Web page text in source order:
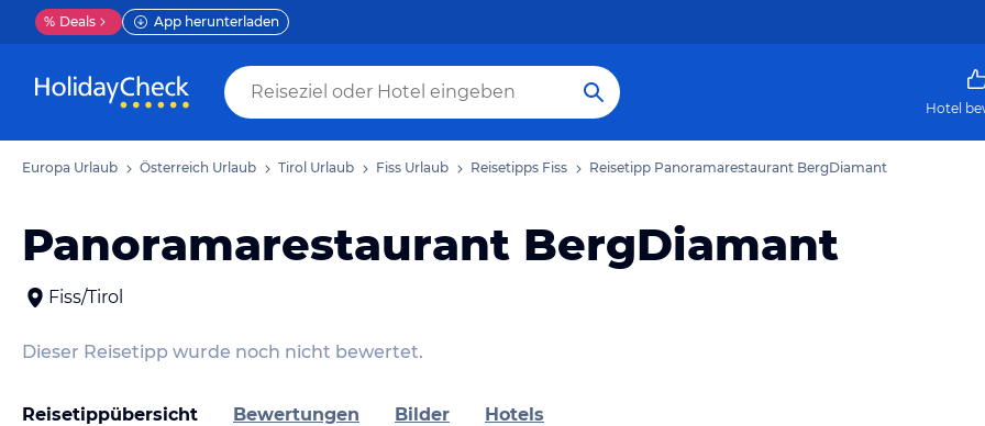
% Deals App herunterladen
Hotel
Europa Urlaub Österreich Urlaub Tirol Urlaub Fiss Urlaub Reisetipps Fiss Reisetipp Panoramarestaurant BergDiamant
Panoramarestaurant BergDiamant
Fiss/Tirol
Dieser Reisetipp wurde noch nicht bewertet.
Reisetippübersicht Bewertungen Bilder Hotels